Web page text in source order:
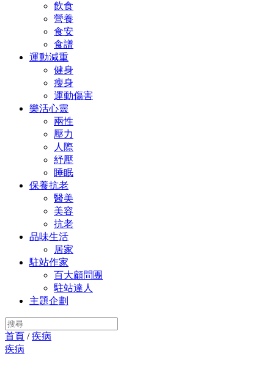
飲食
營養
食安
食譜
運動減重
健身
瘦身
運動傷害
樂活心靈
兩性
壓力
人際
紓壓
睡眠
保養抗老
醫美
美容
抗老
品味生活
居家
駐站作家
百大顧問團
駐站達人
主題企劃
首頁 /疾病
疾病